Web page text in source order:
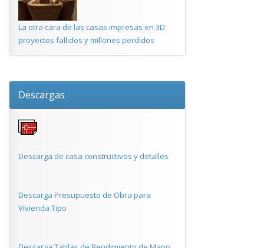
La otra cara de las casas impresas en 3D:
proyectos fallidos y millones perdidos
Descargas
Descarga de casa constructivos y detalles
Descarga Presupuesto de Obra para
Vivienda Tipo